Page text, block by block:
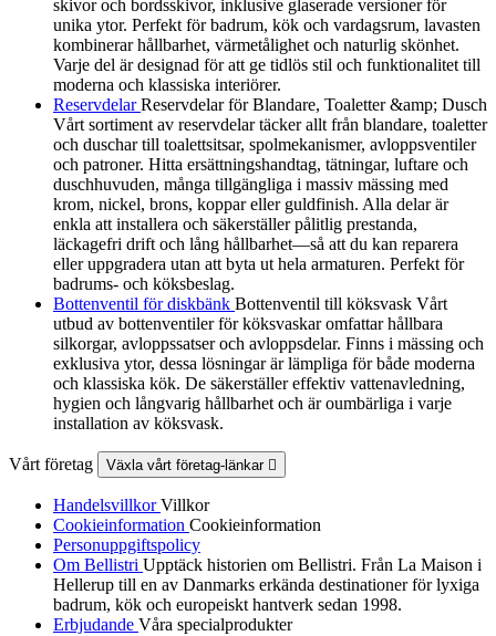
skivor och bordsskivor, inklusive glaserade versioner för
unika ytor. Perfekt för badrum, kök och vardagsrum, lavasten
kombinerar hållbarhet, värmetålighet och naturlig skönhet.
Varje del är designad för att ge tidlös stil och funktionalitet till
moderna och klassiska interiörer.
ReservdelarReservdelar för Blandare, Toaletter &amp; Dusch
Vårt sortiment av reservdelar täcker allt från blandare, toaletter
och duschar till toalettsitsar, spolmekanismer, avloppsventiler
och patroner. Hitta ersättningshandtag, tätningar, luftare och
duschhuvuden, många tillgängliga i massiv mässing med
krom, nickel, brons, koppar eller guldfinish. Alla delar är
enkla att installera och säkerställer pålitlig prestanda,
läckagefri drift och lång hållbarhet—så att du kan reparera
eller uppgradera utan att byta ut hela armaturen. Perfekt för
badrums- och köksbeslag.
Bottenventil för diskbänk Bottenventil till köksvask Vårt
utbud av bottenventiler för köksvaskar omfattar hållbara
silkorgar, avloppssatser och avloppsdelar. Finns i mässing och
exklusiva ytor, dessa lösningar är lämpliga för både moderna
och klassiska kök. De säkerställer effektiv vattenavledning,
hygien och långvarig hållbarhet och är oumbärliga i varje
installation av köksvask.
Vårt företag Växla vårt företag-länkar 
HandelsvillkorVillkor
Cookieinformation Cookieinformation
Personuppgiftspolicy
Om Bellistri Upptäck historien om Bellistri. Från La Maison i
Hellerup till en av Danmarks erkända destinationer för lyxiga
badrum, kök och europeiskt hantverk sedan 1998.
Erbjudande Våra specialprodukter